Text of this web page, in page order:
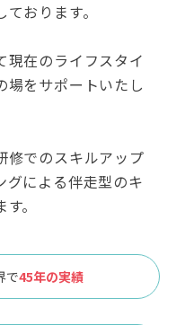
おります。
現在のライフスタイ
場をサポートいたし
修でのスキルアップ
グによる伴走型のキ
。
で45年の実績